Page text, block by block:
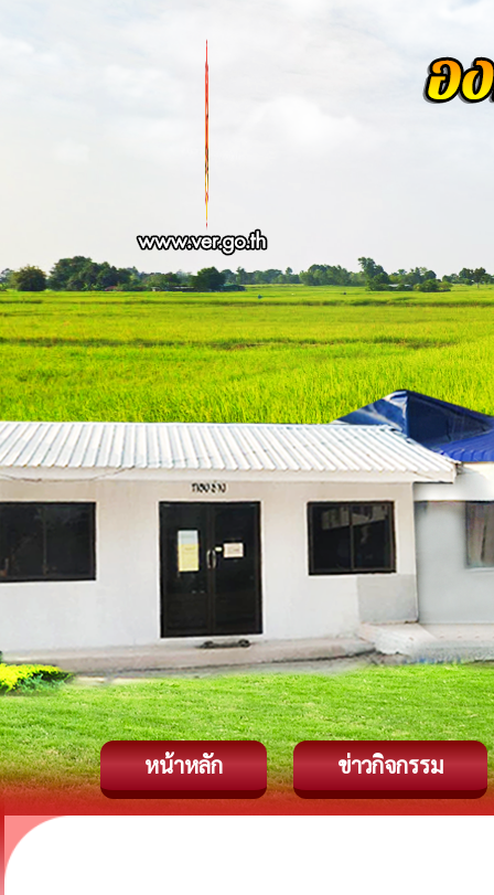
หน้าหลัก ข่าวกิจกรรม